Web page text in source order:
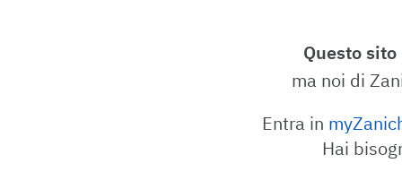
Questo
ma noi di
Entra in
Hai